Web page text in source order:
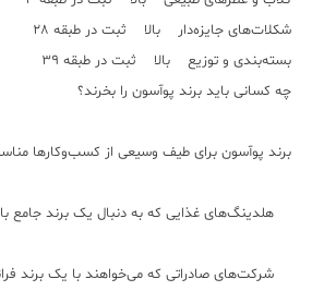
شکلات‌های جایزه‌دار بالا ثبت در طبقه ۲۸
بسته‌بندی و توزیع بالا ثبت در طبقه ۳۹
چه کسانی باید برند پوآسون را بخرند؟
برند پوآسون برای طیف وسیعی از کسب‌وکارها
هلدینگ‌های غذایی که به دنبال یک برند جامع
شرکت‌های صادراتی که می‌خواهند با یک برند